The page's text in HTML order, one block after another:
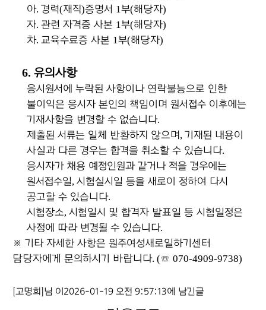
아.경력(재직)증명서 1부(해당자)
자.관련 자격증 사본 1부(해당자)
차.교육수료증 사본 1부(해당자)
6.유의사항
응시원서에 누락된 사항이나 연락불능으로 인한
불이익은 응시자 본인의 책임이며 원서접수 이후에는
기재사항을 변경할 수 없습니다.
제출된 서류는 일체 반환하지 않으며 ,기재된 내용이
사실과 다른 경우는 합격을 취소할 수 있습니다.
응시자가 채용 예정인원과 같거나 적을 경우에는
원서접수일,시험실시일 등을 새로이 정하여 다시
공고할 수 있습니다.
시험장소,시험일시 및 합격자 발표일 등 시험일정은
사정에 따라 변경될 수 있습니다.
※기타 자세한 사항은 원주여성새로일하기센터
담당자에게 문의하시기 바랍니다. (☏070-4909-9738)
[고명희]님 이2026-01-19 오전 9:57:13에 남긴글